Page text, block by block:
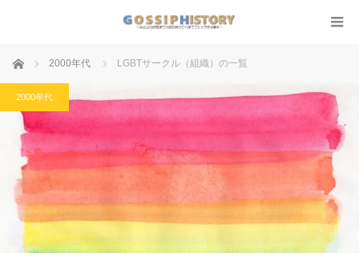
ホーム 2000年代 LGBTサークル（組織）の一覧
2000年代